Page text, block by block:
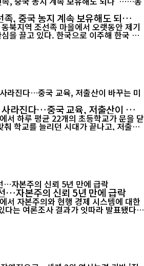
, 중국 농지 계속 보유해도 되
된 논쟁
북지역 조선족 마을에서 오랫동안 제기
을 끌고 있다. 한국으로 이주해 한국 국
에 남겨둔 농지와 주택을 계속 보유해
를 짓는 주민들에게 다시 배분해야 하는
감소와 농촌 공동화가 가속화되는 상황
제가 아니라 농촌의 지속 가능성과...
라진다…중국 교육, 저출산이 바꾸
서 하루 평균 22개의 초등학교가 문을 닫
춰 학교를 늘리던 시대가 끝나고, 저출산
교육체계 재편이 본격화되고 있다. 교
아닌 '규모 확대에서 교육의 질 향상으로
발표한 '2025년
'에 따르면 지난해...
…자본주의 신뢰 5년 만에 급락
서 자본주의와 현행 경제 시스템에 대한
다는 여론조사 결과가 잇따라 발표됐다.
가치로 내세워 온 공화당 지지층에서도
에 띄게 하락한 것으로 나타나, 미국 사
성향을 넘어 광범위하게 확산되고 있다